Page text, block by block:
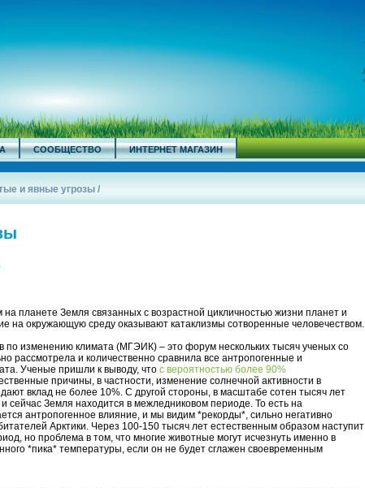
СООБЩЕСТВО ИНТЕРНЕТ МАГАЗИН
и явные угрозы /
планете Земля связанных с возрастной цикличностью жизни планет и
на окружающую среду оказывают катаклизмы сотворенные человечеством.
по изменению климата (МГЭИК) – это форум нескольких тысяч ученых со
рассмотрела и количественно сравнила все антропогенные и
Ученые пришли к выводу, что с вероятностью более 90%
причины, в частности, изменение солнечной активности в
вклад не более 10%. С другой стороны, в масштабе сотен тысяч лет
сейчас Земля находится в межледниковом периоде. То есть на
антропогенное влияние, и мы видим *рекорды*, сильно негативно
Арктики. Через 100-150 тысяч лет естественным образом наступит
но проблема в том, что многие животные могут исчезнуть именно в
*пика* температуры, если он не будет сглажен своевременным